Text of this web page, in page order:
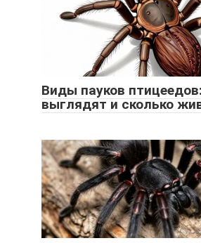
Виды пауков
выглядят и сколько